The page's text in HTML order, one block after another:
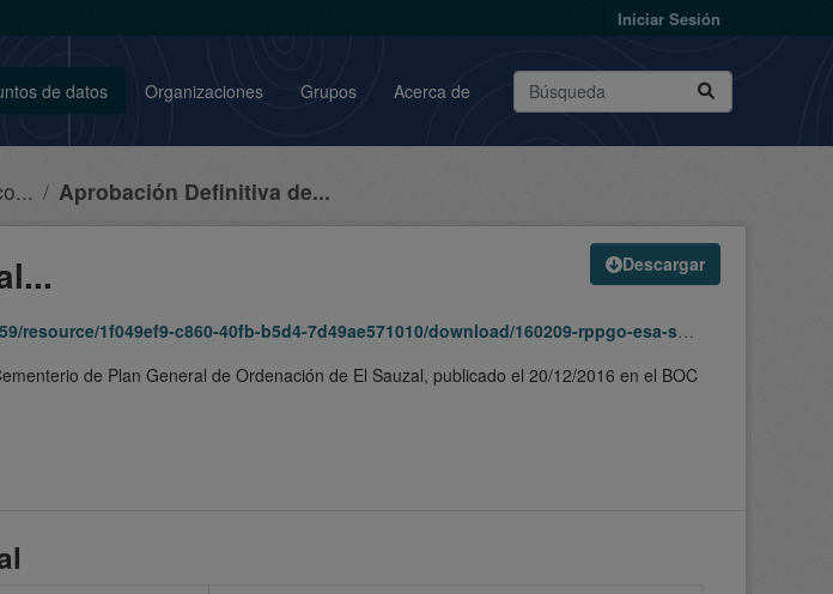
Iniciar Sesión
de datos Organizaciones Grupos Acerca de
Aprobación Definitiva de...
Descargar
1f049ef9-c860-40fb-b5d4-7d49ae571010/download/160209-rppgo-esa-suso10-sipu.zip
de Plan General de Ordenación de El Sauzal, publicado el 20/12/2016 en el BOC